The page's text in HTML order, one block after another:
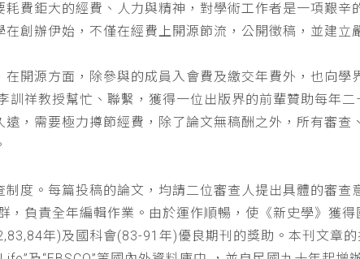
費鉅大的經費、人力與精神，對學術工作者是一項艱辛
創辦伊始，不僅在經費上開源節流，公開徵稿，並建立
開源方面，除參與的成員入會費及繳交年費外，也向學
訓祥教授幫忙、聯繫，獲得一位出版界的前輩贊助每年
，需要極力撙節經費，除了論文無稿酬之外，所有審查
度。每篇投稿的論文，均請二位審查人提出具體的審查
，負責全年編輯作業。由於運作順暢，使《新史學》獲
年)及國科會(83-91年)優良期刊的獎助。本刊文章